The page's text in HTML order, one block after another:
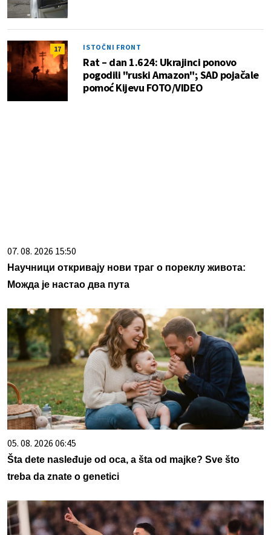
17 ISTOČNI FRONT
Rat – dan 1.624: Ukrajinci ponovo
pogodili "ruski Amazon"; SAD pojačale
pomoć Kijevu FOTO/VIDEO
07. 08. 2026 15:50
Научници откривају нови траг о пореклу живота:
Можда је настао два пута
05. 08. 2026 06:45
Šta dete nasleđuje od oca, a šta od majke? Sve što
treba da znate o genetici